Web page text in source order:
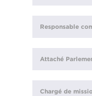
Responsable
Attaché
Chargé de